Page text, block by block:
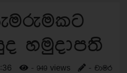
හමුදාපති
- 949 views
- චාමර